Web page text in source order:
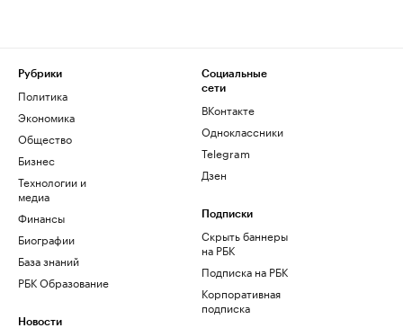
Рубрики
Политика
Экономика
Общество
Бизнес
Технологии и
медиа
Финансы
Биографии
База знаний
РБК Образование
Новости
Социальные
сети
ВКонтакте
Одноклассники
Telegram
Дзен
Подписки
Скрыть баннеры
на РБК
Подписка на РБК
Корпоративная
подписка